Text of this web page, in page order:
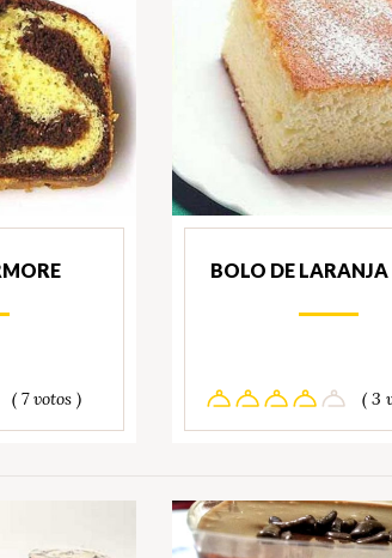
( 7 votos )
BOLO DE LARANJA
( 3